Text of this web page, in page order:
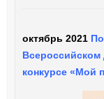
октябрь 2021
Всероссийском
конкурсе «Мой